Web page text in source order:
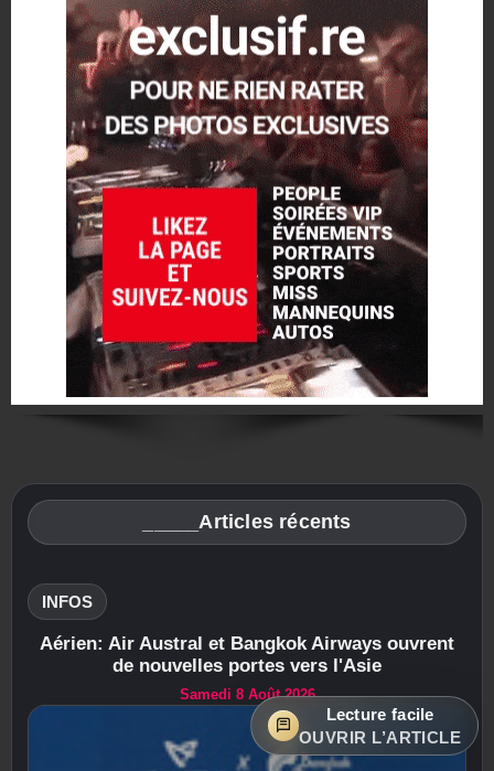
_____Articles récents
INFOS
Aérien: Air Austral et Bangkok Airways ouvrent
de nouvelles portes vers l'Asie
Samedi 8 Août 2026
Lecture facile
OUVRIR L’ARTICLE